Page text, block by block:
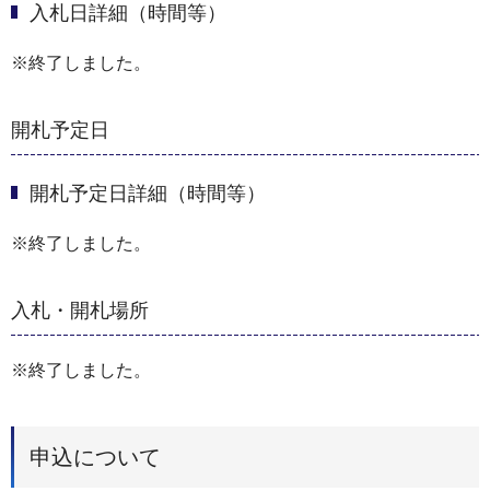
入札日詳細（時間等）
※終了しました。
開札予定日
開札予定日詳細（時間等）
※終了しました。
入札・開札場所
※終了しました。
申込について